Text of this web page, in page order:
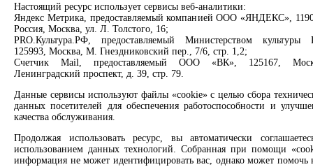
Продлить книгу
Спроси библиотекаря
Спроси краеведа
Оцените качество услуг
Направить обращение директору
Соцсети
Вконтакте
Одноклассники
Max
Rutube
Настоящий ресурс использует сервисы веб-аналитики:
Яндекс Метрика, предоставляемый компанией ООО «ЯНДЕКС»,
Россия, Москва, ул. Л. Толстого, 16;
PRO.Культура.РФ, предоставляемый Министерством культуры
125993, Москва, М. Гнездниковский пер., 7/6, стр. 1,2;
Счетчик Mail, предоставляемый ООО «ВК», 125167,
Ленинградский проспект, д. 39, стр. 79.
Данные сервисы используют файлы «cookie» с целью сбора
данных посетителей для обеспечения работоспособности и
качества обслуживания.
Продолжая использовать ресурс, вы автоматически
использованием данных технологий. Собранная при помощи
информация не может идентифицировать вас, однако может помочь